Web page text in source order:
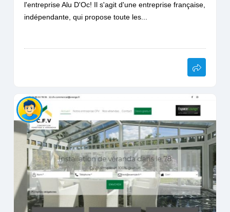
l'entreprise Alu D'Oc! Il s'agit d'une entreprise française,
indépendante, qui propose toute les...